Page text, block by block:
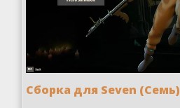
Сборка для Seven (Семь)